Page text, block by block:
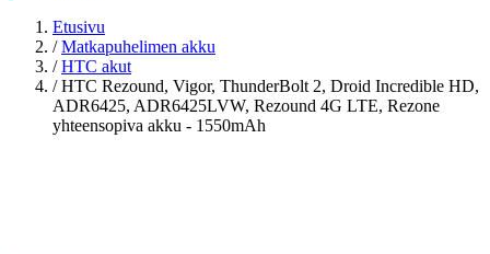
Etusivu
/ Matkapuhelimen akku
/ HTC akut
/ HTC Rezound, Vigor, ThunderBolt 2, Droid Incredible HD,
ADR6425, ADR6425LVW, Rezound 4G LTE, Rezone
yhteensopiva akku - 1550mAh